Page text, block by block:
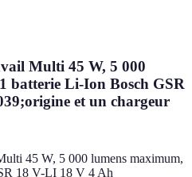
Multi 45 W, 5 000
batterie Li-Ion Bosch GSR
et un chargeur